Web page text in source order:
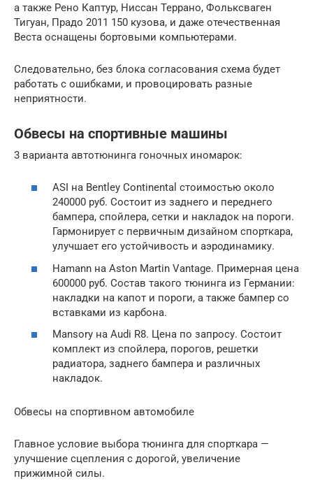
а также Рено Каптур, Ниссан Террано, Фольксваген
Тигуан, Прадо 2011 150 кузова, и даже отечественная
Веста оснащены бортовыми компьютерами.
Следовательно, без блока согласования схема будет
работать с ошибками, и провоцировать разные
неприятности.
Обвесы на спортивные машины
3 варианта автотюнинга гоночных иномарок:
ASI на Bentley Continental стоимостью около
240000 руб. Состоит из заднего и переднего
бампера, спойлера, сетки и накладок на пороги.
Гармонирует с первичным дизайном спорткара,
улучшает его устойчивость и аэродинамику.
Hamann на Aston Martin Vantage. Примерная цена
600000 руб. Состав такого тюнинга из Германии:
накладки на капот и пороги, а также бампер со
вставками из карбона.
Mansory на Audi R8. Цена по запросу. Состоит
комплект из спойлера, порогов, решетки
радиатора, заднего бампера и различных
накладок.
Обвесы на спортивном автомобиле
Главное условие выбора тюнинга для спорткара —
улучшение сцепления с дорогой, увеличение
прижимной силы.